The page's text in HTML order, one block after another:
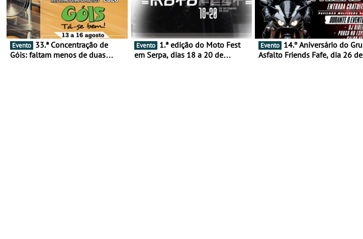
Evento
Góis: faltam menos de duas
Evento
em Serpa, dias 18 a 20 de
Evento
Asfalto Friends Fafe, dia 26 de